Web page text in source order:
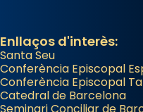
Enllaços d'interès:
Santa Seu
Conferència Episcopal
Conferència Episcopal
Catedral de Barcelona